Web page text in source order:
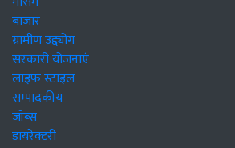
बाजार
ग्रामीण उद्द्योग
सरकारी योजनाएं
लाइफ स्टाइल
सम्पादकीय
जॉब्स
डायरेक्टरी